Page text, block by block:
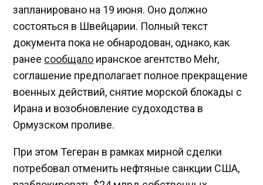
запланировано на 19 июня. Оно должно
состояться в Швейцарии. Полный текст
документа пока не обнародован, однако, как
ранее сообщало иранское агентство Mehr,
соглашение предполагает полное прекращение
военных действий, снятие морской блокады с
Ирана и возобновление судоходства в
Ормузском проливе.
При этом Тегеран в рамках мирной сделки
потребовал отменить нефтяные санкции США,